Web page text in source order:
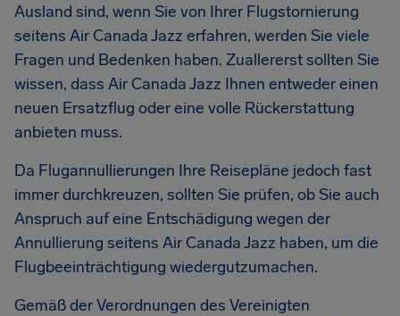
Ausland sind, wenn Sie von Ihrer Flugstornierung
seitens Air Canada Jazz erfahren, werden Sie viele
Fragen und Bedenken haben. Zuallererst sollten Sie
wissen, dass Air Canada Jazz Ihnen entweder einen
neuen Ersatzflug oder eine volle Rückerstattung
anbieten muss.
Da Flugannullierungen Ihre Reisepläne jedoch fast
immer durchkreuzen, sollten Sie prüfen, ob Sie auch
Anspruch auf eine Entschädigung wegen der
Annullierung seitens Air Canada Jazz haben, um die
Flugbeeinträchtigung wiedergutzumachen.
Gemäß der Verordnungen des Vereinigten